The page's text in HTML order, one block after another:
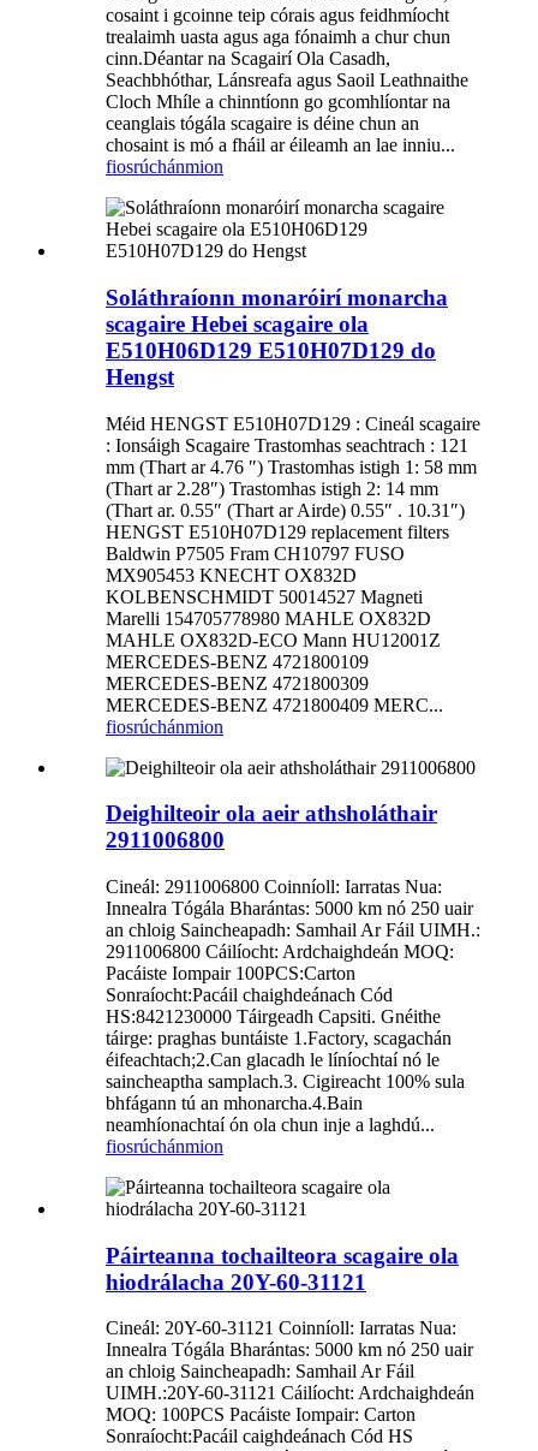
cosaint i gcoinne teip córais agus feidhmíocht
trealaimh uasta agus aga fónaimh a chur chun
cinn.Déantar na Scagairí Ola Casadh,
Seachbhóthar, Lánsreafa agus Saoil Leathnaithe
Cloch Mhíle a chinntíonn go gcomhlíontar na
ceanglais tógála scagaire is déine chun an
chosaint is mó a fháil ar éileamh an lae inniu...
fiosrúchánmion
Soláthraíonn monaróirí monarcha
scagaire Hebei scagaire ola
E510H06D129 E510H07D129 do
Hengst
Méid HENGST E510H07D129 : Cineál scagaire
: Ionsáigh Scagaire Trastomhas seachtrach : 121
mm (Thart ar 4.76 ″) Trastomhas istigh 1: 58 mm
(Thart ar 2.28″) Trastomhas istigh 2: 14 mm
(Thart ar. 0.55″ (Thart ar Airde) 0.55″ . 10.31″)
HENGST E510H07D129 replacement filters
Baldwin P7505 Fram CH10797 FUSO
MX905453 KNECHT OX832D
KOLBENSCHMIDT 50014527 Magneti
Marelli 154705778980 MAHLE OX832D
MAHLE OX832D-ECO Mann HU12001Z
MERCEDES-BENZ 4721800109
MERCEDES-BENZ 4721800309
MERCEDES-BENZ 4721800409 MERC...
fiosrúchánmion
Deighilteoir ola aeir athsholáthair
2911006800
Cineál: 2911006800 Coinníoll: Iarratas Nua:
Innealra Tógála Bharántas: 5000 km nó 250 uair
an chloig Saincheapadh: Samhail Ar Fáil UIMH.:
2911006800 Cáilíocht: Ardchaighdeán MOQ:
Pacáiste Iompair 100PCS:Carton
Sonraíocht:Pacáil chaighdeánach Cód
HS:8421230000 Táirgeadh Capsiti. Gnéithe
táirge: praghas buntáiste 1.Factory, scagachán
éifeachtach;2.Can glacadh le líníochtaí nó le
saincheaptha samplach.3. Cigireacht 100% sula
bhfágann tú an mhonarcha.4.Bain
neamhíonachtaí ón ola chun inje a laghdú...
fiosrúchánmion
Páirteanna tochailteora scagaire ola
hiodrálacha 20Y-60-31121
Cineál: 20Y-60-31121 Coinníoll: Iarratas Nua:
Innealra Tógála Bharántas: 5000 km nó 250 uair
an chloig Saincheapadh: Samhail Ar Fáil
UIMH.:20Y-60-31121 Cáilíocht: Ardchaighdeán
MOQ: 100PCS Pacáiste Iompair: Carton
Sonraíocht:Pacáil caighdeánach Cód HS